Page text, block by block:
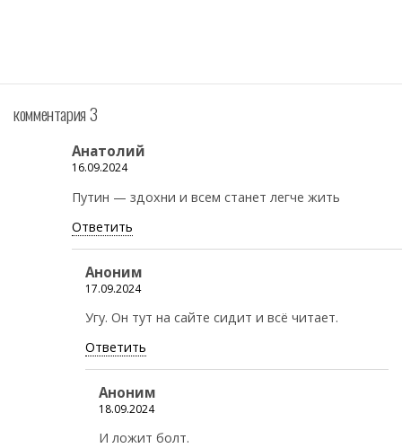
комментария 3
Анатолий
16.09.2024
Путин — здохни и всем станет легче жить
Ответить
Аноним
17.09.2024
Угу. Он тут на сайте сидит и всё читает.
Ответить
Аноним
18.09.2024
И ложит болт.